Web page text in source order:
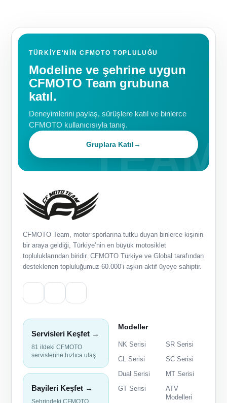
TÜRKIYE'NIN CFMOTO TOPLULUĞU
Modeline ve şehrine uygun
CFMOTO Team grubuna
katıl.
Deneyimlerini paylaş, sürüşlere katıl ve binlerce
CFMOTO kullanıcısıyla tanış.
Gruplara Katıl→
CFMOTO Team, motor sporlarına tutku duyan binlerce kişinin
bir araya geldiği, Türkiye’nin en büyük motosiklet
topluluklarından biridir. CFMOTO Türkiye ve Global tarafından
desteklenen topluluğumuz 60.000’i aşkın aktif üyeye sahiptir.
Servisleri Keşfet →
81 ildeki CFMOTO
servislerine hızlıca ulaş.
Bayileri Keşfet →
Modeller
NK Serisi
SR Serisi
CL Serisi
SC Serisi
Dual Serisi
MT Serisi
GT Serisi
ATV
Modelleri